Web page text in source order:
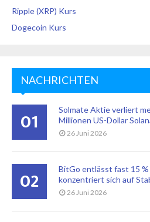
Ripple (XRP) Kurs
Dogecoin Kurs
NACHRICHTEN
01
Solmate Aktie verliert
Millionen US-Dollar
26 Juni 2026
02
BitGo entlässt fast 15
konzentriert sich auf
26 Juni 2026